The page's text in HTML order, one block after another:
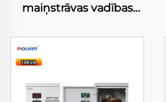
maiņstrāvas vadības
kontrolieri, saules
enerģijas ūdens sūkņa
invertors kompresoram
lauksaimniecības
aplaistīšanas sistēmām